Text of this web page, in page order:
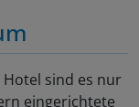
sind es nur
eingerichtete